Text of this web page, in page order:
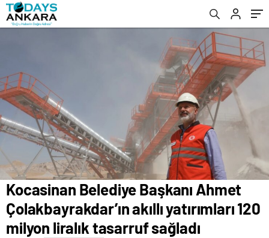
liralık tasarruf sağladı
Kocasinan Belediye Başkanı Ahmet
Çolakbayrakdar’ın akıllı yatırımları 120
milyon liralık tasarruf sağladı